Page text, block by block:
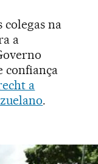
colegas na
a
confiança
a
.